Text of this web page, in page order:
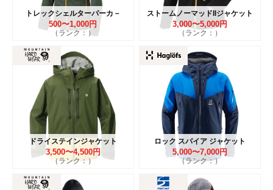
トレックシェルターパーカ－
500〜1,000円
（ランク：）
ストームノーマッドIIジャケット
3,000〜5,000円
（ランク：）
ドライステインジャケット
3,500〜4,500円
（ランク：）
ロック スパイア ジャケット
5,000〜7,000円
（ランク：）